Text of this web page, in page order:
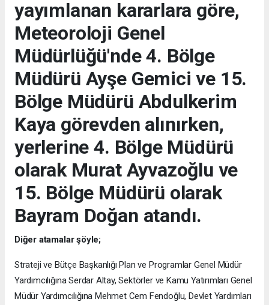
yayımlanan kararlara göre,
Meteoroloji Genel
Müdürlüğü'nde 4. Bölge
Müdürü Ayşe Gemici ve 15.
Bölge Müdürü Abdulkerim
Kaya görevden alınırken,
yerlerine 4. Bölge Müdürü
olarak Murat Ayvazoğlu ve
15. Bölge Müdürü olarak
Bayram Doğan atandı.
Diğer atamalar şöyle;
Strateji ve Bütçe Başkanlığı Plan ve Programlar Genel Müdür
Yardımcılığına Serdar Altay, Sektörler ve Kamu Yatırımları Genel
Müdür Yardımcılığına Mehmet Cem Fendoğlu, Devlet Yardımları